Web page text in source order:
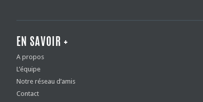
EN SAVOIR +
A propos
L’équipe
Notre réseau d’amis
Contact